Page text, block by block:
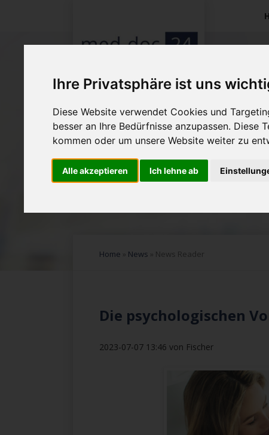
Ihre Privatsphäre ist uns
Diese Website verwendet Cookies und
besser an Ihre Bedürfnisse anzupassen. Diese
kommen oder um unsere Website weiter zu
Alle akzeptieren Ich lehne ab
Home News News Reader
Die psychologischen
2023-07-07 13:46 von Fischer